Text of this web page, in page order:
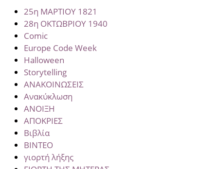
25η ΜΑΡΤΙΟΥ 1821
28η ΟΚΤΩΒΡΙΟΥ 1940
Comic
Europe Code Week
Halloween
Storytelling
ΑΝΑΚΟΙΝΩΣΕΙΣ
Ανακύκλωση
ΑΝΟΙΞΗ
ΑΠΟΚΡΙΕΣ
Βιβλία
ΒΙΝΤΕΟ
γιορτή λήξης